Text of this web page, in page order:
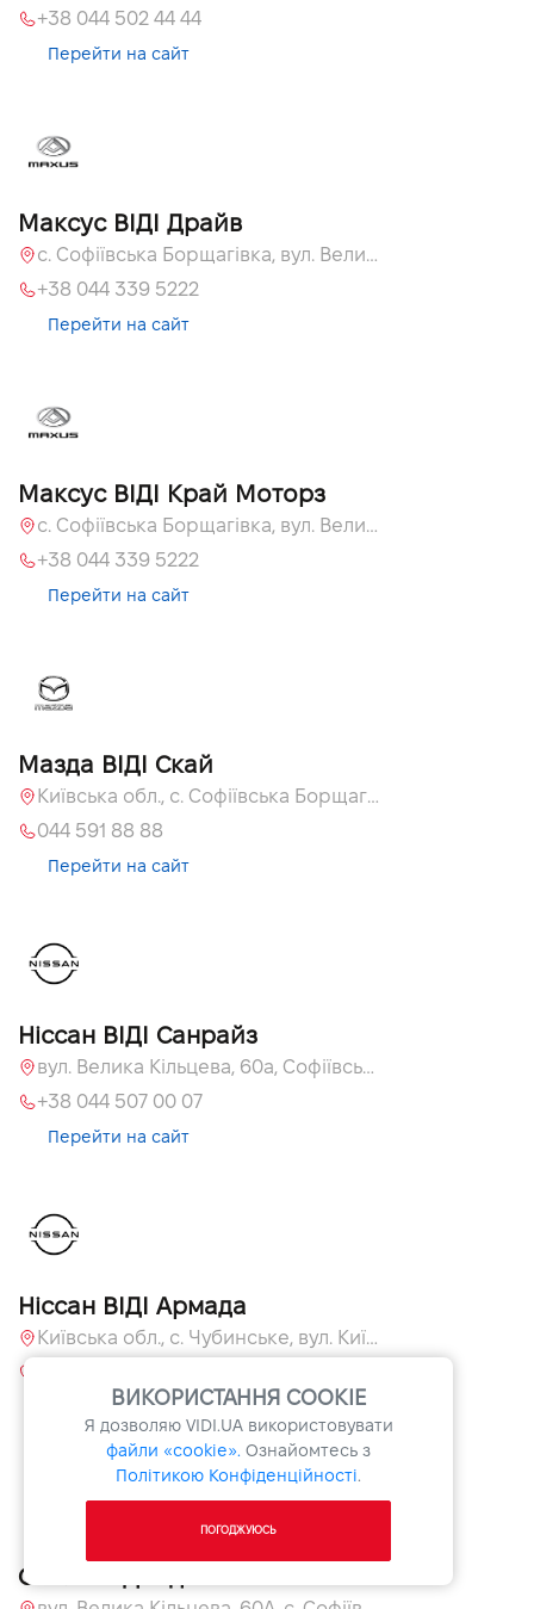
+38 044 502 44 44
Перейти на сайт
Максус ВІДІ Драйв
с. Софіївська Борщагівка, вул. Велика Кільцева, 60а
+38 044 339 5222
Перейти на сайт
Максус ВІДІ Край Моторз
с. Софіївська Борщагівка, вул. Велика Кільцева, 60а
+38 044 339 5222
Перейти на сайт
Мазда ВІДІ Скай
Київська обл., с. Софіївська Борщагівка, вул. Велика Кільцева, 60 А
044 591 88 88
Перейти на сайт
Ніссан ВІДІ Санрайз
вул. Велика Кільцева, 60а, Софіївська Борщагівка, Київська обл.
+38 044 507 00 07
Перейти на сайт
Ніссан ВІДІ Армада
Київська обл., c. Чубинське, вул. Київська, 55
Перейти на сайт
Опель ВІДІ Адванс
ВИКОРИСТАННЯ COOKIE
Я дозволяю VIDI.UAвикористовувати
файли «cookie». Ознайомтесь з
Політикою Конфіденційності.
ПОГОДЖУЮСЬ